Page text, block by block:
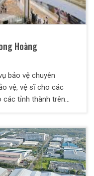
Hoàng
bảo vệ chuyên
vệ, vệ sĩ cho các
các tỉnh thành trên